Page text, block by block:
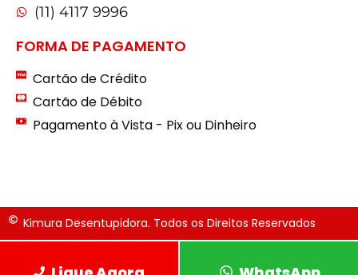
(11) 4117 9996
FORMA DE PAGAMENTO
Cartão de Crédito
Cartão de Débito
Pagamento à Vista - Pix ou Dinheiro
Kimura Desentupidora. Todos os Direitos Reservados